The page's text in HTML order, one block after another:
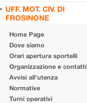
UFF. MOT. CIV. DI
FROSINONE
Home Page
Dove siamo
Orari apertura sportelli
Organizzazione e contatti
Avvisi all'utenza
Normative
Turni operativi